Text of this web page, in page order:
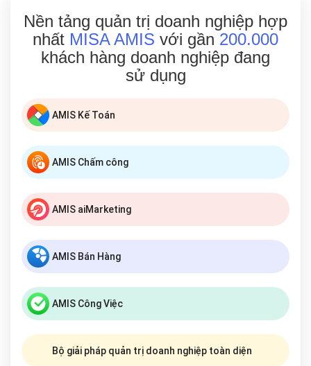
Nền tảng quản trị doanh nghiệp hợp
nhất MISA AMIS với gần 200.000
khách hàng doanh nghiệp đang
sử dụng
AMIS Kế Toán
AMIS Chấm công
AMIS aiMarketing
AMIS Bán Hàng
AMIS Công Việc
Bộ giải pháp quản trị doanh nghiệp toàn diện